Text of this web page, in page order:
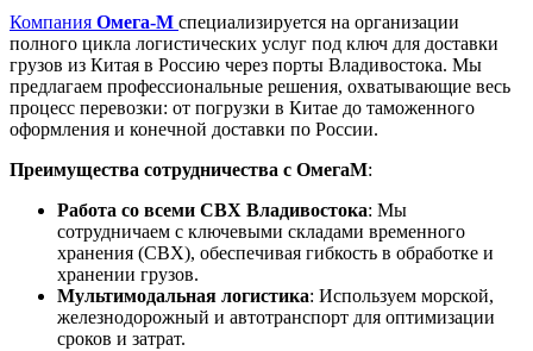
Компания Омега-М специализируется на организации
полного цикла логистических услуг под ключ для доставки
грузов из Китая в Россию через порты Владивостока. Мы
предлагаем профессиональные решения, охватывающие весь
процесс перевозки: от погрузки в Китае до таможенного
оформления и конечной доставки по России.
Преимущества сотрудничества с ОмегаМ:
Работа со всеми СВХ Владивостока: Мы
сотрудничаем с ключевыми складами временного
хранения (СВХ), обеспечивая гибкость в обработке и
хранении грузов.
Мультимодальная логистика: Используем морской,
железнодорожный и автотранспорт для оптимизации
сроков и затрат.